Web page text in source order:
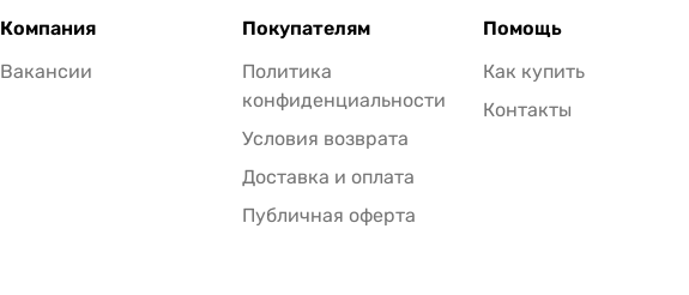
Компания
Вакансии
Покупателям
Политика
конфиденциальности
Условия возврата
Доставка и оплата
Публичная оферта
Помощь
Как купить
Контакты